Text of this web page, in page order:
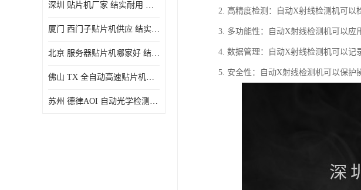
深圳 贴片机厂家 结实耐用 全自动化
厦门 西门子贴片机供应 结实耐用 提高生产率
北京 服务器贴片机哪家好 结实耐用 宽容性高
佛山 TX 全自动高速贴片机型号 结实耐用 全自动化
苏州 德律AOI 自动光学检测 帮助节省时间和劳动力成本
2. 高精度检测：自动X射线检测机可以
3. 多功能性：自动X射线检测机可以应
4. 数据管理：自动X射线检测机可以记
5. 安全性：自动X射线检测机可以保护